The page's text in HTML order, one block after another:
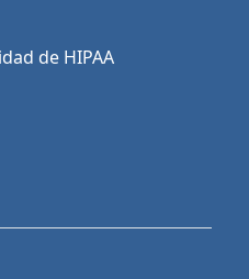
de HIPAA